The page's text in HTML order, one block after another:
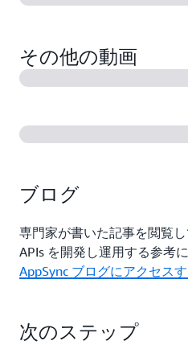
その他の動画
ブログ
専門家が書いた記事を閲覧
APIs を開発し運用する参考
AppSync ブログにアクセス
次のステップ